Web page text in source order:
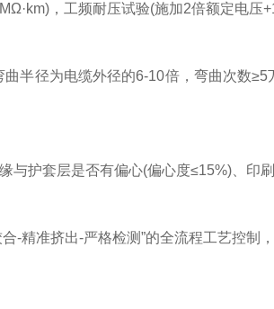
，工频耐压试验(施加2倍额定电压
径为电缆外径的6-10倍，弯曲次数≥5
护套层是否有偏心(偏心度≤15%)、印刷
-精准挤出-严格检测”的全流程工艺控